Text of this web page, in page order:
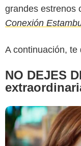
grandes estrenos
Conexión
A continuación, te
NO DEJES